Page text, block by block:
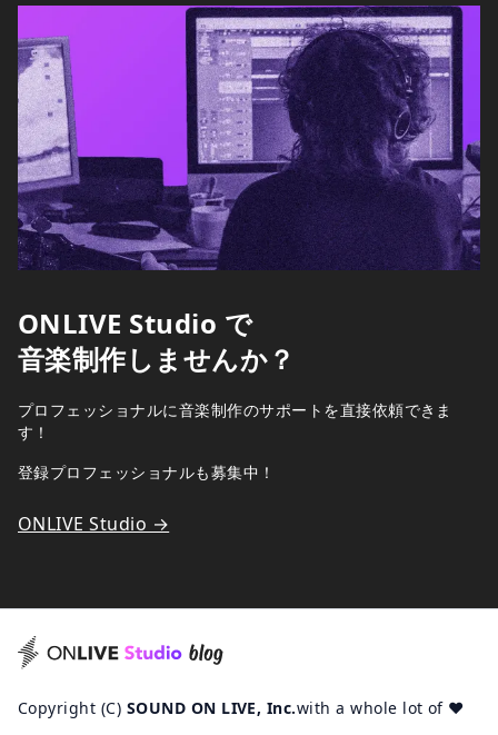
ONLIVE Studio で
音楽制作しませんか？
プロフェッショナルに音楽制作のサポートを直接依頼できま
す！
登録プロフェッショナルも募集中！
ONLIVE Studio →
Copyright (C) SOUND ON LIVE, Inc.with a whole lot of ♥